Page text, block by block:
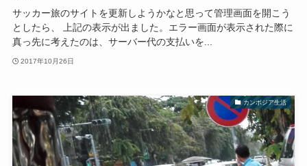
サッカー旅のサイトを更新しようかなと思って管理画面を開こう
としたら、 上記の表示が出ました。エラー画面が表示された際に
真っ先に考えたのは、サーバー代の支払いを...
2017年10月26日
カンボジア生活